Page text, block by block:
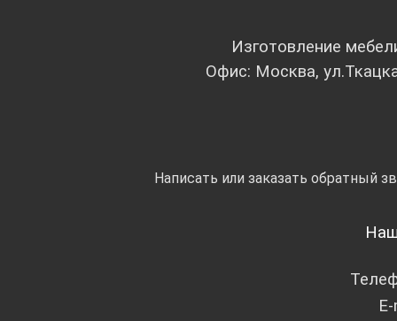
Изготовление
Офис: Москва,
Написать или заказать обратный